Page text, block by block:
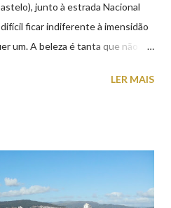
junto à estrada Nacional
ficar indiferente à imensidão
um. A beleza é tanta que não
para tirar algumas
LER MAIS